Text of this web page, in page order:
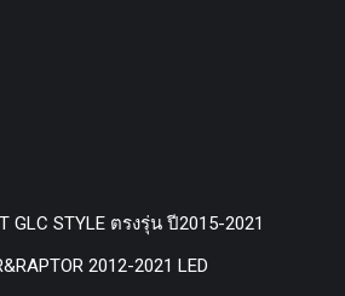
GLC STYLE ตรงรุ่น ปี2015-2021
2012-2021 LED